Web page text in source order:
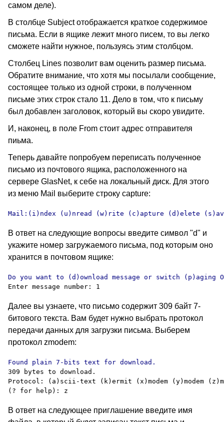
самом деле).
В столбце Subjectотображается краткое содержимое
письма. Если в ящике лежит много писем, то вы легко
сможете найти нужное, пользуясь этим столбцом.
Столбец Lines позволит вам оценить размер письма.
Обратите внимание, что хотя мы посылали сообщение,
состоящее только из одной строки, в полученном
письме этих строк стало 11. Дело в том, что к письму
был добавлен заголовок, который вы скоро увидите.
И, наконец, в поле From стоит адрес отправителя
пиьма.
Теперь давайте попробуем переписать полученное
письмо из почтового ящика, расположенного на
сервере GlasNet, к себе на локальный диск. Для этого
из меню Mail выберите строку capture:
Mail:(i)ndex (u)nread (w)rite (c)apture (d)elete
В ответ на следующие вопросы введите символ "d" и
укажите номер загружаемого письма, под которым оно
хранится в почтовом ящике:
Далее вы узнаете, что письмо содержит 309 байт 7-
битового текста. Вам будет нужно выбрать протокол
передачи данных для загрузки письма. Выберем
протокол zmodem:
309 bytes to download.
Protocol: (a)scii-text (k)ermit (x)modem (y)modem
В ответ на следующее приглашение введите имя